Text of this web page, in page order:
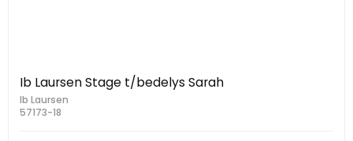
Ib Laursen Stage t/bedelys Sarah
Ib Laursen
57173-18